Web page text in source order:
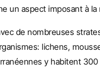
un aspect imposant à la
de nombreuses
lichens,
y habitent